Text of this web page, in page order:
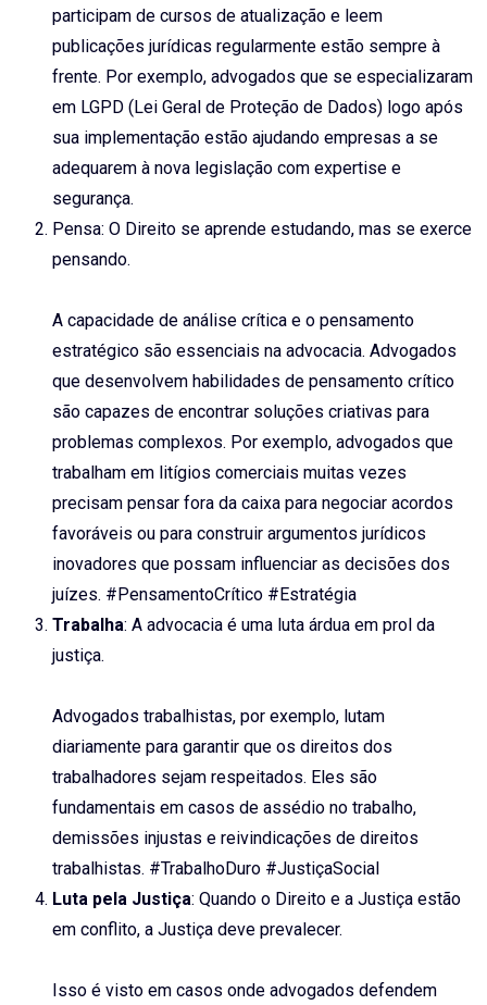
participam de cursos de atualização e leem
publicações jurídicas regularmente estão sempre à
frente. Por exemplo, advogados que se especializaram
em LGPD (Lei Geral de Proteção de Dados) logo após
sua implementação estão ajudando empresas a se
adequarem à nova legislação com expertise e
segurança.
Pensa: O Direito se aprende estudando, mas se exerce
pensando.
A capacidade de análise crítica e o pensamento
estratégico são essenciais na advocacia. Advogados
que desenvolvem habilidades de pensamento crítico
são capazes de encontrar soluções criativas para
problemas complexos. Por exemplo, advogados que
trabalham em litígios comerciais muitas vezes
precisam pensar fora da caixa para negociar acordos
favoráveis ou para construir argumentos jurídicos
inovadores que possam influenciar as decisões dos
juízes. #PensamentoCrítico #Estratégia
Trabalha: A advocacia é uma luta árdua em prol da
justiça.
Advogados trabalhistas, por exemplo, lutam
diariamente para garantir que os direitos dos
trabalhadores sejam respeitados. Eles são
fundamentais em casos de assédio no trabalho,
demissões injustas e reivindicações de direitos
trabalhistas. #TrabalhoDuro #JustiçaSocial
Luta pela Justiça: Quando o Direito e a Justiça estão
em conflito, a Justiça deve prevalecer.
Isso é visto em casos onde advogados defendem